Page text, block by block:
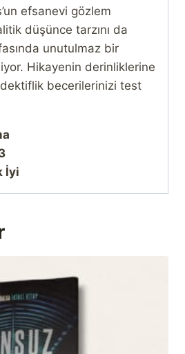
efsanevi gözlem
düşünce tarzını da
unutulmaz bir
Hikayenin derinliklerine
becerilerinizi test
İyi